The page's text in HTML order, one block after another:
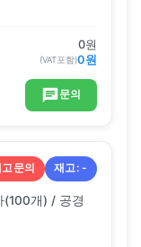
0원
(VAT포함)0원
문의
문의 재고:-
개) / 공경